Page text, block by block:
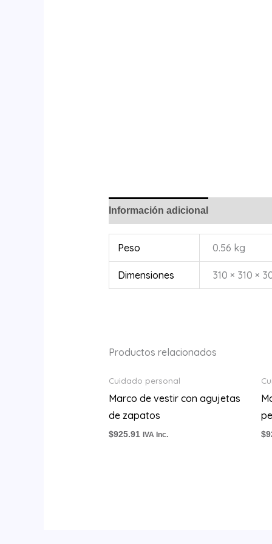
Información adicional
Peso 0.56 kg
Dimensiones 310 × 310 ×
Productos relacionados
Cuidado personal
Marco de vestir con agujetas
de zapatos
$925.91 IVA Inc. $